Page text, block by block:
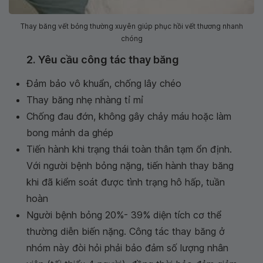
Thay băng vết bỏng thường xuyên giúp phục hồi vết thương nhanh
chóng
2. Yêu cầu công tác thay băng
Đảm bảo vô khuẩn, chống lây chéo
Thay băng nhẹ nhàng tỉ mỉ
Chống đau đớn, không gây chảy máu hoặc làm
bong mảnh da ghép
Tiến hành khi trạng thái toàn thân tạm ổn định.
Với người bệnh bỏng nặng, tiến hành thay băng
khi đã kiểm soát được tình trạng hô hấp, tuần
hoàn
Người bệnh bỏng 20%- 39% diện tích cơ thể
thường diễn biến nặng. Công tác thay băng ở
nhóm này đòi hỏi phải bảo đảm số lượng nhân